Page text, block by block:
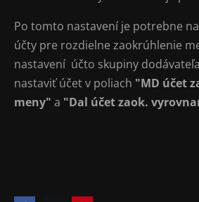
Po tomto nastavení je potrebne
účty pre rozdielne zaokrúhlenie
nastavení účto skupiny
nastaviť účet v poliach "MD účet
meny" a "Dal účet zaok.